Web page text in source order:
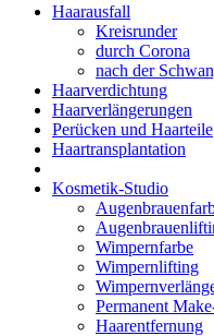
Haarausfall
Kreisrunder
durch Corona
nach der
Haarverdichtung
Haarverlängerungen
Perücken und Haarteile
Haartransplantation
Kosmetik-Studio
Wimpernfarbe
Wimpernlifting
Permanent
Haarentfernung